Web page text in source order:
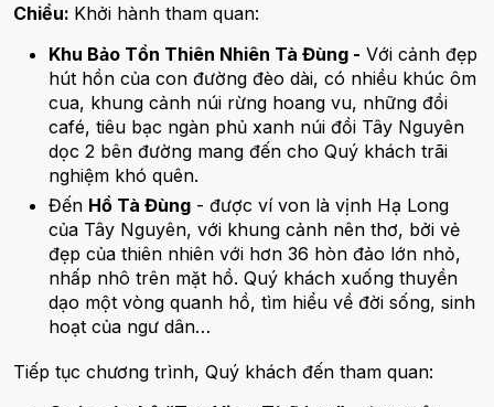
Chiều: Khởi hành tham quan:
Khu Bảo Tồn Thiên Nhiên Tà Đùng - Với cảnh đẹp
hút hồn của con đường đèo dài, có nhiều khúc ôm
cua, khung cảnh núi rừng hoang vu, những đồi
café, tiêu bạc ngàn phủ xanh núi đồi Tây Nguyên
dọc 2 bên đường mang đến cho Quý khách trãi
nghiệm khó quên.
Đến Hồ Tà Đùng - được ví von là vịnh Hạ Long
của Tây Nguyên, với khung cảnh nên thơ, bởi vẻ
đẹp của thiên nhiên với hơn 36 hòn đảo lớn nhỏ,
nhấp nhô trên mặt hồ. Quý khách xuống thuyền
dạo một vòng quanh hồ, tìm hiểu về đời sống, sinh
hoạt của ngư dân…
Tiếp tục chương trình, Quý khách đến tham quan: